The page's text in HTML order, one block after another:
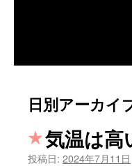
日別アーカイ
気温は高
投稿日: 2024年7月11日